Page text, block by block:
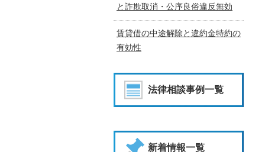
と詐欺取消・公序良俗違反無効
賃貸借の中途解除と違約金特約の
有効性
法律相談事例一覧
新着情報一覧